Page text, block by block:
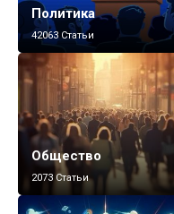
Политика
42063 Статьи
Общество
2073 Статьи